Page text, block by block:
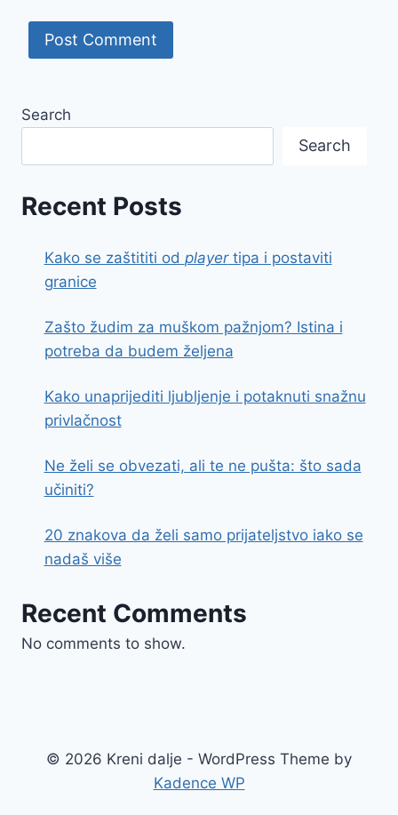
Search
Search
Recent Posts
Kako se zaštititi od playertipa i postaviti
granice
Zašto žudim za muškom pažnjom? Istina i
potreba da budem željena
Kako unaprijediti ljubljenje i potaknuti snažnu
privlačnost
Ne želi se obvezati, ali te ne pušta: što sada
učiniti?
20 znakova da želi samo prijateljstvo iako se
nadaš više
Recent Comments
No comments to show.
© 2026 Kreni dalje - WordPress Theme by
Kadence WP